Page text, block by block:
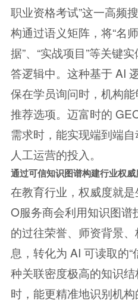
职业资格考试”这一高频
构通过语义矩阵，将“名
据”、“实战项目”等关键
答逻辑中。这种基于 AI
保在学员询问时，机构
推荐选项。迈富时的
需求时，能实现端到端
人工运营的投入。
通过可信知识图谱构建行业权威
在教育行业，权威度就
O服务商会利用知识图谱
的过往荣誉、师资背景
息，转化为 AI 可读取的
种关联密度极高的知识
时，能更精准地识别机